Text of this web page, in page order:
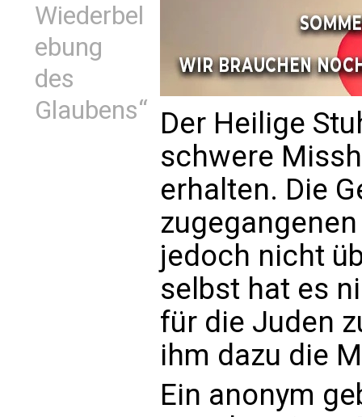
Wiederbel
ebung
des
Glaubens“ Der Heilige
schwere
erhalten. Die
jedoch nicht
selbst hat es
für die Juden
ihm dazu die
Ein anonym